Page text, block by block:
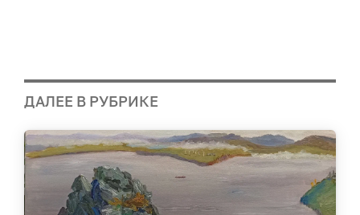
ДАЛЕЕ В РУБРИКЕ